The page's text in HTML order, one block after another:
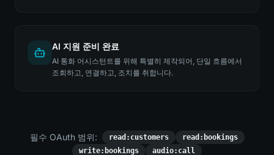
AI 지원 준비 완료
AI 통화 어시스턴트를 위해 특별히 제작되어, 단일 흐름에서
조회하고, 연결하고, 조치를 취합니다.
필수 OAuth 범위: read:customers
read:bookings
write:bookings
audio:call